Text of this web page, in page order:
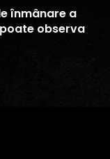
înmânare a
observa